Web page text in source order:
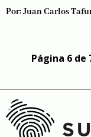
Por:Juan Carlos
Página 6 de